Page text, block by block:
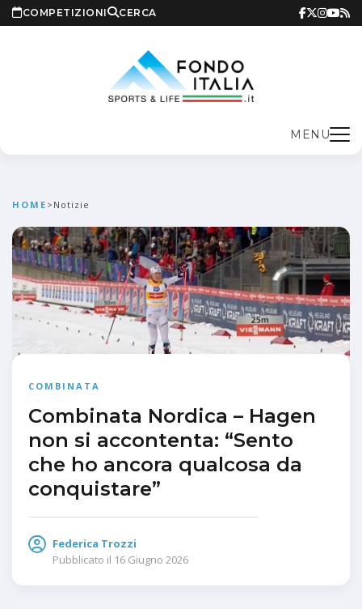
COMPETIZIONI CERCA
MENU
HOME > Notizie
COMBINATA
Combinata Nordica – Hagen
non si accontenta: “Sento
che ho ancora qualcosa da
conquistare”
Federica Trozzi
Pubblicato il 16 Giugno 2026